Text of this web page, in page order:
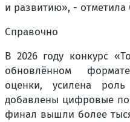
и развитию», - отметила
Справочно
В 2026 году конкурс
обновлённом
оценки, усилена роль
добавлены цифровые
финал вышли более